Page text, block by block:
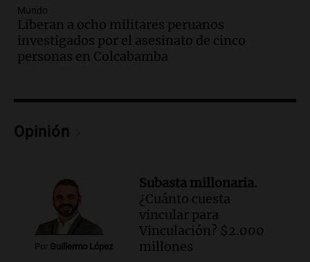
Episodios
Audio.Gabriela Irrazábal: “Un 35,5% de
la población del país fue a templos a
buscar ayuda el último año”
sobre la muerte del kitesurfista en
Audio.
José Roccuzzo, cortes de carne y
compras de Antonella: bromas en
Rosario.
Ahora país
Mundo
Liberan a ocho militares peruanos
investigados por el asesinato de cinco
personas en Colcabamba
Opinión
Por Guillermo López
Subasta millonaria.
¿Cuánto cuesta
vincular para
Vinculación? $2.000
millones